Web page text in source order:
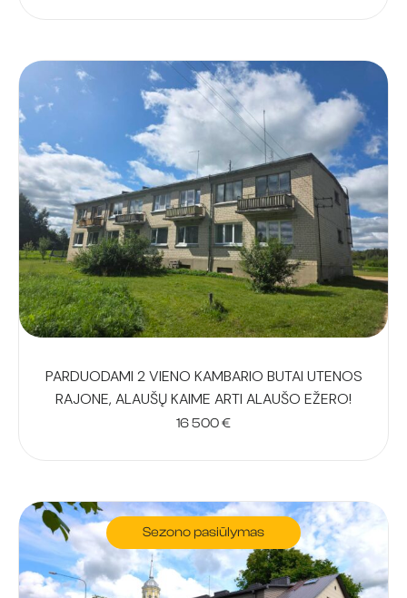
PARDUODAMI 2 VIENO KAMBARIO BUTAI UTENOS
RAJONE, ALAUŠŲ KAIME ARTI ALAUŠO EŽERO!
16 500€
Sezono pasiūlymas